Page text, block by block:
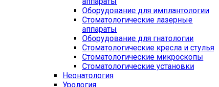
Оборудование для имплантологии
Стоматологические лазерные
аппараты
Оборудование для гнатологии
Стоматологические кресла и стулья
Стоматологические микроскопы
Стоматологические установки
Неонатология
Урология